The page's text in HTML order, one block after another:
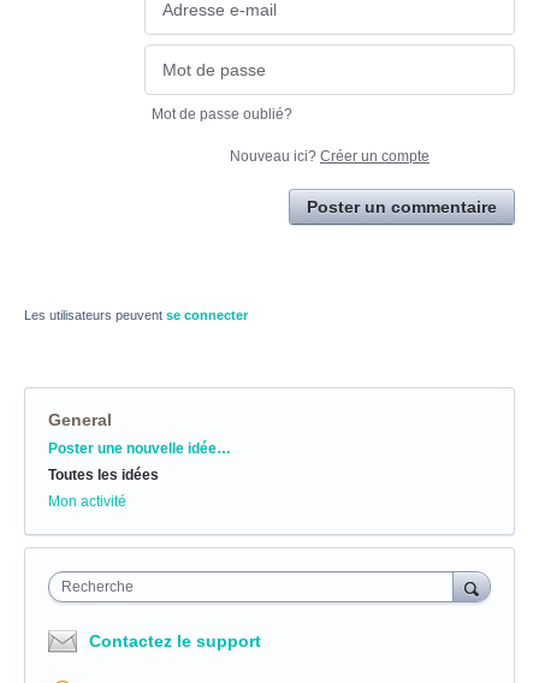
Mot de passe oublié?
Nouveau ici? Créer un compte
Poster un commentaire
Les utilisateurs peuvent se connecter
General
Catégories
Poster une nouvelle idée…
Toutes les idées
Mon activité
Recherche
Contactez le support